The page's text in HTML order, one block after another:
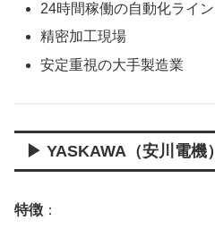
24時間稼働の自動化ライン
精密加工現場
安定重視の大手製造業
▶ YASKAWA（安川電機）
特徴 ：